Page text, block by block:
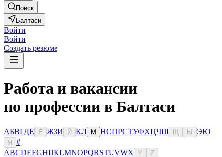
Поиск
Балтаси
Войти
Войти
Создать резюме
Работа и вакансии
по профессии в Балтаси
АБВГДЕ Ё ЖЗИ Й КЛ М НОПРСТУФХЦЧШ Ы ЭЮ
Я
#
ABCDEFGHIJKLMNOPQRSTUVWX Y Z